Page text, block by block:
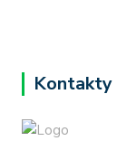
Kontakty